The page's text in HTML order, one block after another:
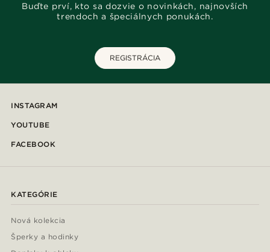
Buďte prví, kto sa dozvie o novinkách, najnovších
trendoch a špeciálnych ponukách.
REGISTRÁCIA
INSTAGRAM
YOUTUBE
FACEBOOK
KATEGÓRIE
Nová kolekcia
Šperky a hodinky